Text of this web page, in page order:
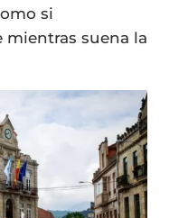
si
mientras suena la